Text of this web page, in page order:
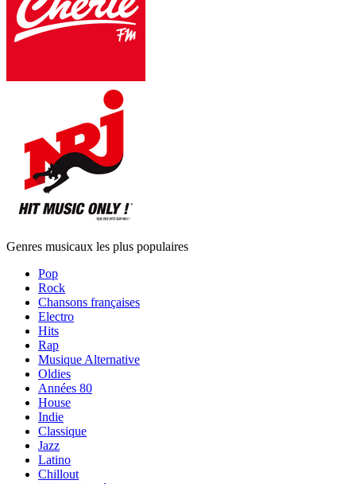
Genres musicaux les plus populaires
Pop
Rock
Chansons françaises
Electro
Hits
Rap
Musique Alternative
Oldies
Années 80
House
Indie
Classique
Jazz
Latino
Chillout